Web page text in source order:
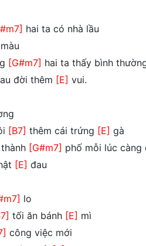
hai ta có nhà lầu
màu
[G#m7] hai ta thấy bình
đời thêm [E] vui.
[B7] thêm cái trứng [E] gà
[G#m7] phố mỗi lúc càng
[E] đau
lo
tối ăn bánh [E] mì
công việc mới